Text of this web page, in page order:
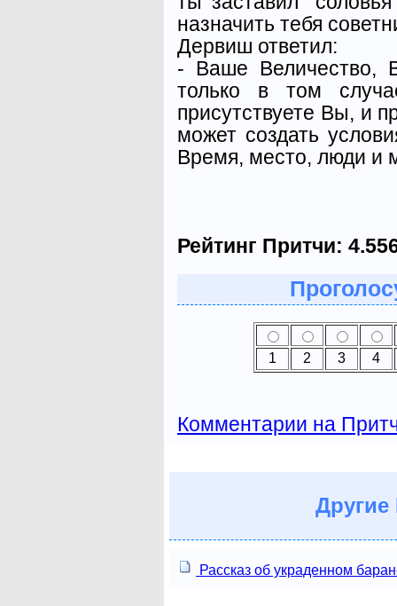
назначить тебя
Дервиш ответил:
- Ваше Величество,
только в том
присутствуете Вы, и
может создать
Время, место, люди и
Рейтинг Притчи:
1 2 3 4
Комментарии на
Другие
Рассказ об украденном